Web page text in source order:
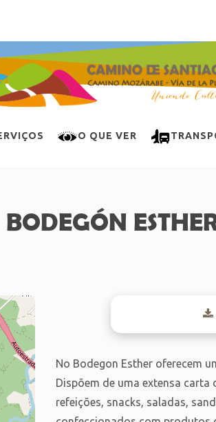
O QUE VER
BODEGÓN
No Bodegon Esther oferecem
Dispõem de uma extensa carta
refeições, snacks, saladas,